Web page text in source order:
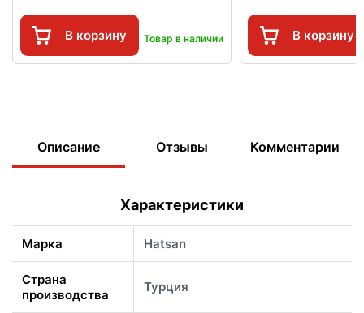
В корзину Товар в наличии В корзину
Описание Отзывы Комментарии
Характеристики
Марка Hatsan
Страна
производства
Турция